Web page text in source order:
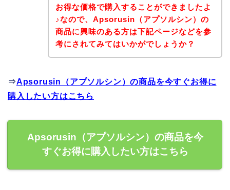
お得な価格で購入することができましたよ
♪なので、Apsorusin（アプソルシン）の
商品に興味のある方は下記ページなどを参
考にされてみてはいかがでしょうか？
⇒Apsorusin（アプソルシン）の商品を今すぐお得に
購入したい方はこちら
Apsorusin（アプソルシン）の商品を今
すぐお得に購入したい方はこちら